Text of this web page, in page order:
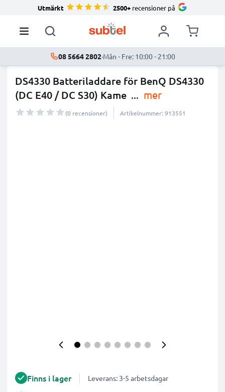
Utmärkt 2500+ recensioner på
08 5664 2802·Mån - Fre: 10:00 - 21:00
DS4330 Batteriladdare för BenQ DS4330
(DC E40 / DC S30) Kame ... mer
(0 recensioner) Artikelnummer: 913551
Finns i lager Leverans: 3-5 arbetsdagar